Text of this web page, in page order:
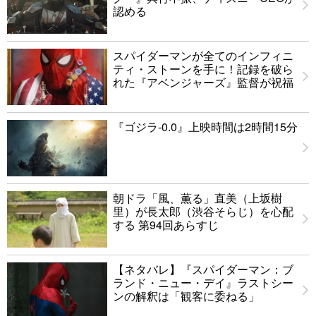
認める
スパイダーマンが全てのインフィニ
ティ・ストーンを手に！記録を破ら
れた『アベンジャーズ』監督が祝福
『ゴジラ-0.0』上映時間は2時間15分
朝ドラ「風、薫る」直美（上坂樹
里）が長太郎（渋谷そらじ）を心配
する 第94回あらすじ
【ネタバレ】『スパイダーマン：ブ
ランド・ニュー・デイ』ラストシー
ンの解釈は「観客に委ねる」